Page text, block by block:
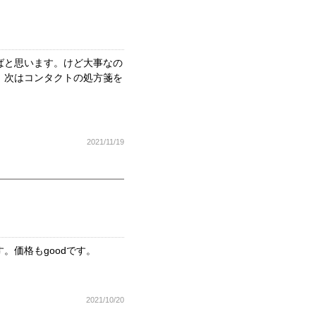
思います。けど大事なの
はコンタクトの処方箋を
2021/11/19
価格もgoodです。
2021/10/20